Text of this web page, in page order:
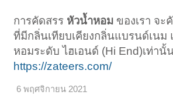
การคัดสรร หัวน้ำหอม ของเรา จะ
ที่มีกลิ่นเทียบเคียงกลิ่นแบรนด์เนม
หอมระดับ ไฮเอนด์ (Hi End)เท่านั้
https://zateers.com/
6 พฤศจิกายน 2021